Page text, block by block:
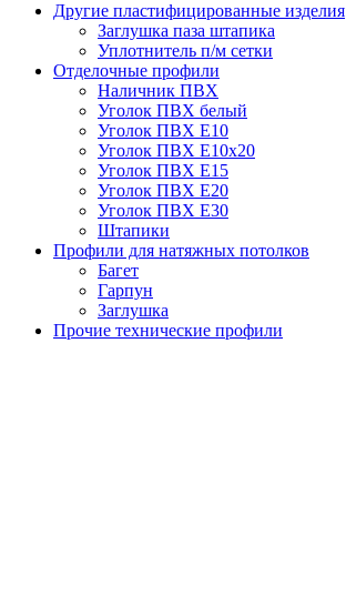
Другие пластифицированные изделия
Заглушка паза штапика
Уплотнитель п/м сетки
Отделочные профили
Наличник ПВХ
Уголок ПВХ белый
Уголок ПВХ Е10
Уголок ПВХ Е10x20
Уголок ПВХ Е15
Уголок ПВХ Е20
Уголок ПВХ Е30
Штапики
Профили для натяжных потолков
Багет
Гарпун
Заглушка
Прочие технические профили